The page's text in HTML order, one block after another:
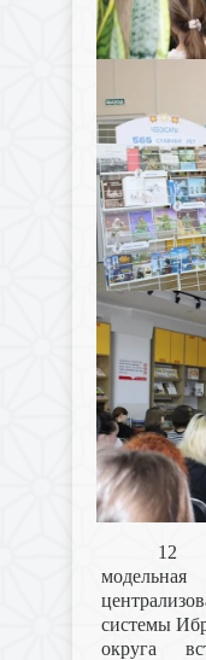
12
системы
округа